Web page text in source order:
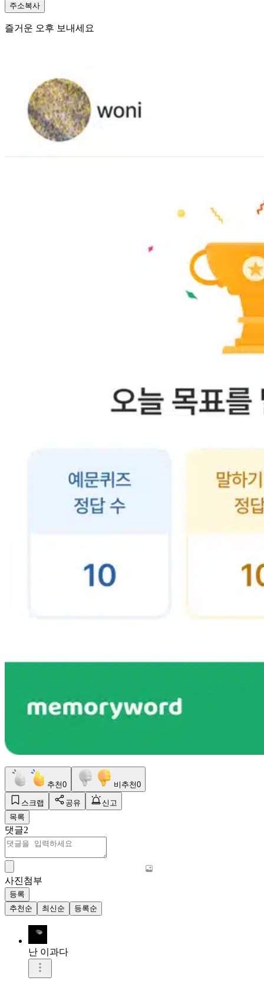
주소복사
즐거운 오후 보내세요
추천0 비추천0
스크랩 공유
신고
목록
댓글2
사진첨부
등록
추천순
최신순 등록순
난 이과다